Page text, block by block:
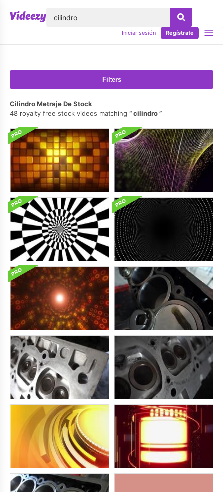
Iniciar sesión Regístrate
Filters
Cilindro Metraje De Stock
48 royalty free stock videos matching
cilindro